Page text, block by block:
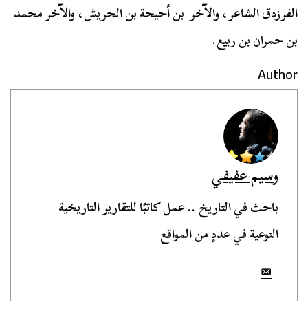
الفرزدق الشاعر، والآخر بن أحيحة بن الحريش، والآخر محمد
بن حمران بن ربيع.
Author
وسيم عفيفي
باحث في التاريخ .. عمل كاتبًا للتقارير التاريخية
النوعية في عددٍ من المواقع